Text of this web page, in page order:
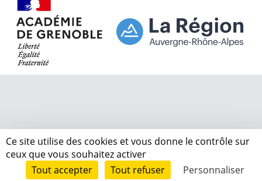
Ce site utilise des cookies et vous donne le contrôle sur
ceux que vous souhaitez activer
Tout accepter
Tout refuser Personnaliser